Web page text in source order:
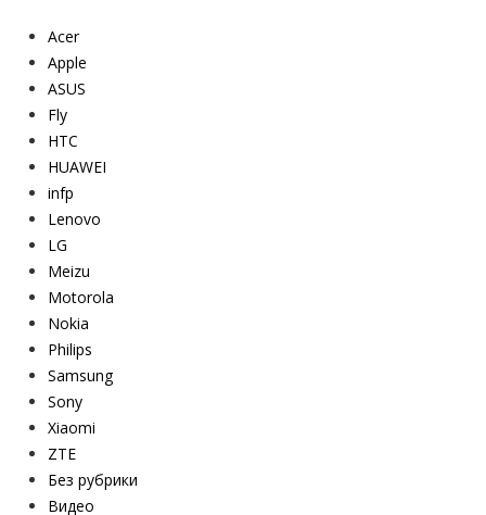
Acer
Apple
ASUS
Fly
HTC
HUAWEI
infp
Lenovo
LG
Meizu
Motorola
Nokia
Philips
Samsung
Sony
Xiaomi
ZTE
Без рубрики
Видео